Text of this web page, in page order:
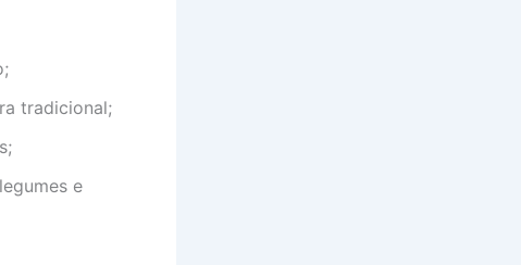
tradicional;
e